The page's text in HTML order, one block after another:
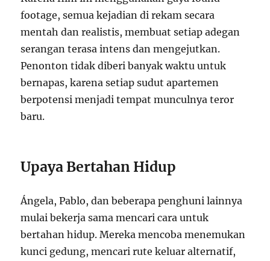
footage, semua kejadian di rekam secara
mentah dan realistis, membuat setiap adegan
serangan terasa intens dan mengejutkan.
Penonton tidak diberi banyak waktu untuk
bernapas, karena setiap sudut apartemen
berpotensi menjadi tempat munculnya teror
baru.
Upaya Bertahan Hidup
Ángela, Pablo, dan beberapa penghuni lainnya
mulai bekerja sama mencari cara untuk
bertahan hidup. Mereka mencoba menemukan
kunci gedung, mencari rute keluar alternatif,